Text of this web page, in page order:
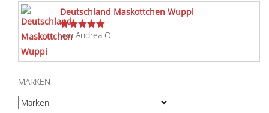
Deutschland Maskottchen Wuppi
Bewertet
von Andrea O.
MARKEN